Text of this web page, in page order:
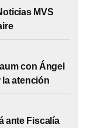
MVS
con Ángel
la atención
ante Fiscalía